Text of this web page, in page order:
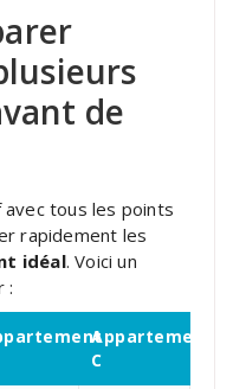
de
tous les points
rapidement les
idéal. Voici un
:
Appartement
C